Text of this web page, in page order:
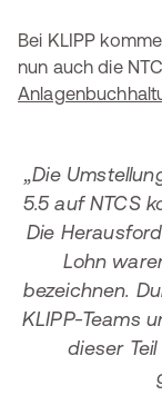
Bei KLIPP
nun auch die
„Die
5.5 auf NTCS
Die
Lohn
bezeichnen.
KLIPP-Teams
dieser